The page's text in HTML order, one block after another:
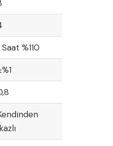
Saat %110